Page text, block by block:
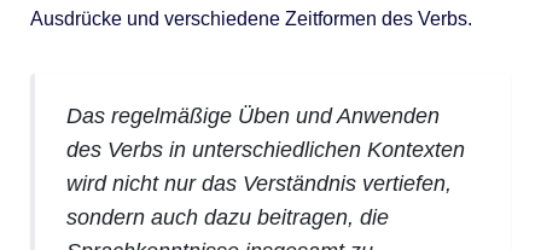
Ausdrücke und verschiedene Zeitformen des Verbs.
Das regelmäßige Üben und Anwenden
des Verbs in unterschiedlichen Kontexten
wird nicht nur das Verständnis vertiefen,
sondern auch dazu beitragen, die